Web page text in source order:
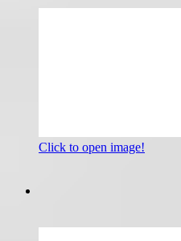
Click to open image!